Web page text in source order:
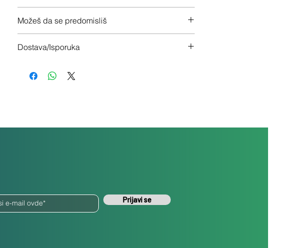
Možeš da se predomisliš
Dostava/Isporuka
Prijavi se